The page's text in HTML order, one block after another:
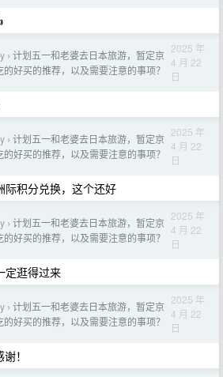
› 计划五一和老婆去日本旅游，暂定京
好买的推荐，以及需要注意的事项？
2025 年
4 月 22
日
› 计划五一和老婆去日本旅游，暂定京
好买的推荐，以及需要注意的事项？
2025 年
4 月 22
日
际积分兑换，这个还好
› 计划五一和老婆去日本旅游，暂定京
好买的推荐，以及需要注意的事项？
2025 年
4 月 22
日
定逛得过来
› 计划五一和老婆去日本旅游，暂定京
好买的推荐，以及需要注意的事项？
2025 年
4 月 22
日
！